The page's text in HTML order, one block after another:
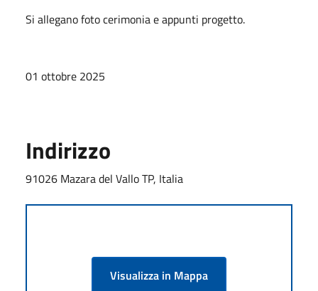
Si allegano foto cerimonia e appunti progetto.
01 ottobre 2025
Indirizzo
91026 Mazara del Vallo TP, Italia
Visualizza in Mappa